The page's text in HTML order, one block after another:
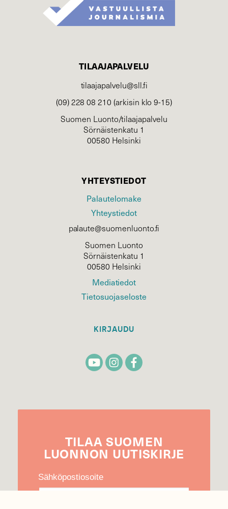
TILAAJAPALVELU
tilaajapalvelu@sll.fi
(09) 228 08 210 (arkisin klo 9-15)
Suomen Luonto/tilaajapalvelu
Sörnäistenkatu 1
00580 Helsinki
YHTEYSTIEDOT
Palautelomake
Yhteystiedot
palaute@suomenluonto.fi
Suomen Luonto
Sörnäistenkatu 1
00580 Helsinki
Mediatiedot
Tietosuojaseloste
KIRJAUDU
TILAA SUOMEN
LUONNON UUTIS­KIRJE
Sähköpostiosoite